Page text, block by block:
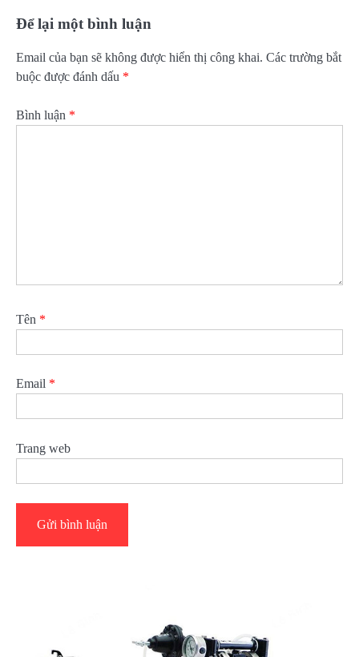
Để lại một bình luận
Email của bạn sẽ không được hiển thị công khai. Các trường bắt
buộc được đánh dấu *
Bình luận *
Tên *
Email *
Trang web